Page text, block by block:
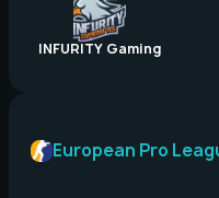
INFURITY Gaming